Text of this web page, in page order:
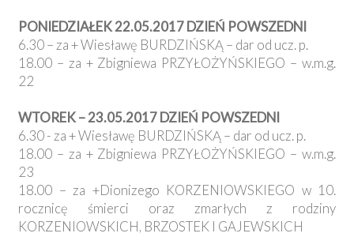
PONIEDZIAŁEK 22.05.2017 DZIEŃ POWSZEDNI
6.30 – za + Wiesławę BURDZIŃSKĄ – dar od ucz. p.
18.00 – za + Zbigniewa PRZYŁOŻYŃSKIEGO – w.m.g.
22
WTOREK – 23.05.2017 DZIEŃ POWSZEDNI
6.30 - za + Wiesławę BURDZIŃSKĄ – dar od ucz. p.
18.00 – za + Zbigniewa PRZYŁOŻYŃSKIEGO – w.m.g.
23
18.00 – za +Dionizego KORZENIOWSKIEGO w 10.
rocznicę śmierci oraz zmarłych z rodziny
KORZENIOWSKICH, BRZOSTEK I GAJEWSKICH